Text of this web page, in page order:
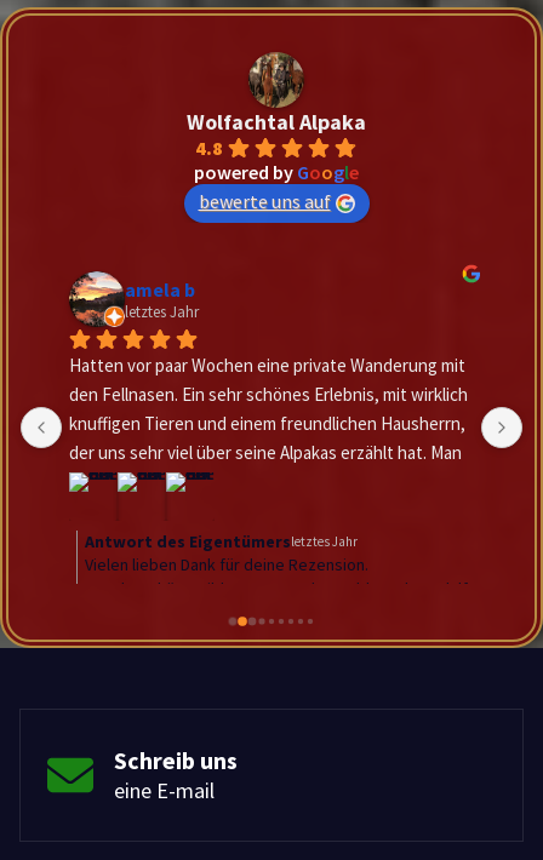
Wolfachtal Alpaka
4.8
powered by Google
bewerte uns auf
Jonas Wagner
letztes Jahr
Schreib uns
eine E-mail